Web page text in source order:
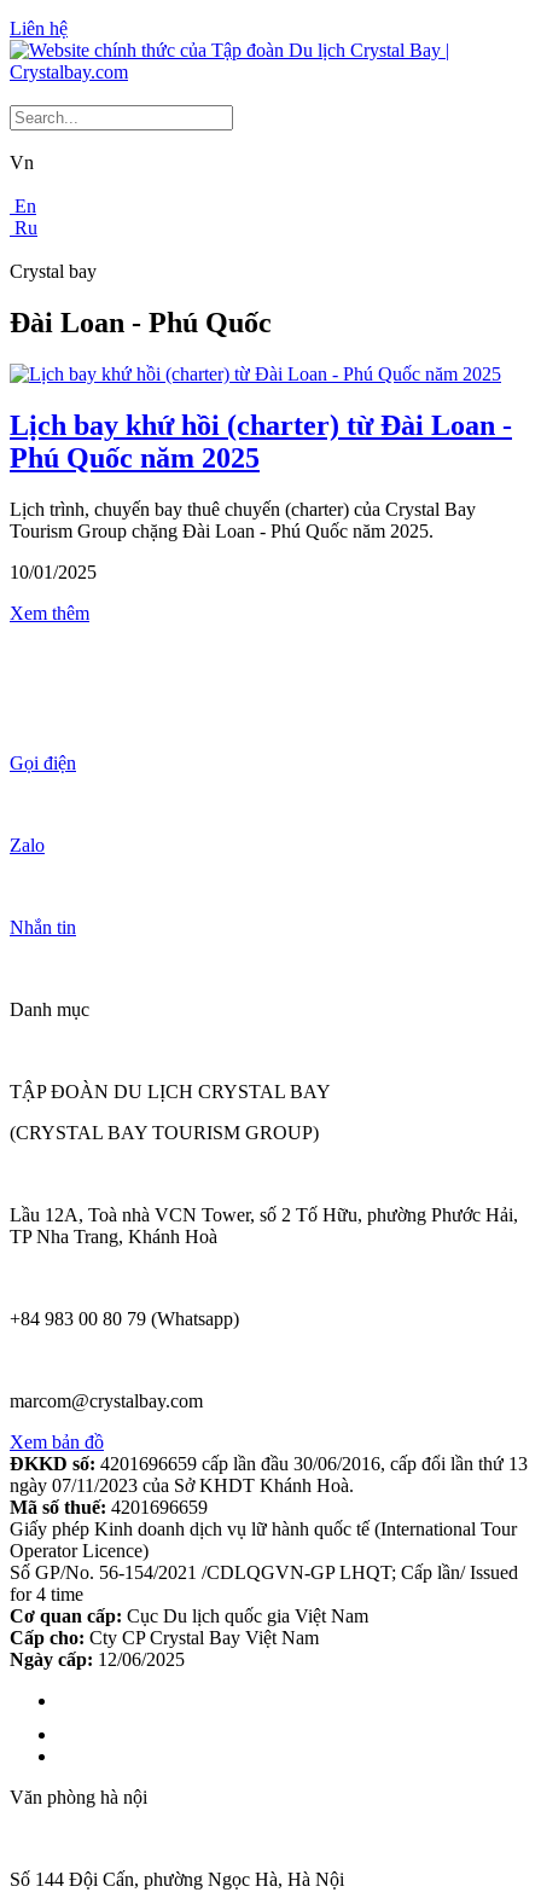
Liên hệ
Vn
En
Ru
Crystal bay
Đài Loan - Phú Quốc
Lịch bay khứ hồi (charter) từ Đài Loan -
Phú Quốc năm 2025
Lịch trình, chuyến bay thuê chuyến (charter) của Crystal Bay
Tourism Group chặng Đài Loan - Phú Quốc năm 2025.
10/01/2025
Xem thêm
Gọi điện
Zalo
Nhắn tin
Danh mục
TẬP ĐOÀN DU LỊCH CRYSTAL BAY
(CRYSTAL BAY TOURISM GROUP)
Lầu 12A, Toà nhà VCN Tower, số 2 Tố Hữu, phường Phước Hải,
TP Nha Trang, Khánh Hoà
+84 983 00 80 79 (Whatsapp)
marcom@crystalbay.com
Xem bản đồ
ĐKKD số: 4201696659 cấp lần đầu 30/06/2016, cấp đổi lần thứ 13
ngày 07/11/2023 của Sở KHDT Khánh Hoà.
Mã số thuế: 4201696659
Giấy phép Kinh doanh dịch vụ lữ hành quốc tế (International Tour
Operator Licence)
Số GP/No. 56-154/2021 /CDLQGVN-GP LHQT; Cấp lần/ Issued
for 4 time
Cơ quan cấp: Cục Du lịch quốc gia Việt Nam
Cấp cho: Cty CP Crystal Bay Việt Nam
Ngày cấp: 12/06/2025
Văn phòng hà nội
Số 144 Đội Cấn, phường Ngọc Hà, Hà Nội